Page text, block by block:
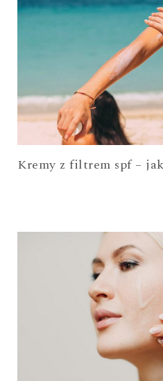
Kremy z filtrem spf –